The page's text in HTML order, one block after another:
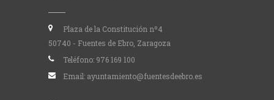
Plaza de la Constitución nº4
50740 - Fuentes de Ebro, Zaragoza
Teléfono: 976 169 100
Email: ayuntamiento@fuentesdeebro.es